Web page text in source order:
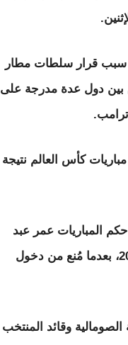
سبب قرار سلطات مطار
بين دول عدة مدرجة على
كأس العالم نتيجة
المباريات عمر عبد
القادر عرتن لن يتمكن من التدرب أو إدارة مباريات كأس العالم 2026، بعدما مُنع من دخول
وقائد المنتخب